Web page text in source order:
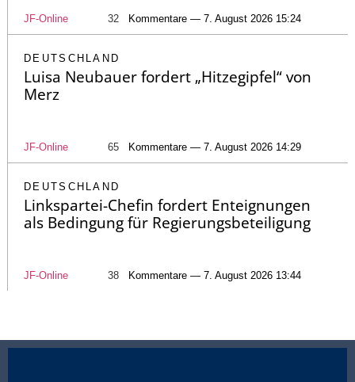
JF-Online 32 Kommentare — 7. August 2026 15:24
DEUTSCHLAND
Luisa Neubauer fordert „Hitzegipfel“ von
Merz
JF-Online 65 Kommentare — 7. August 2026 14:29
DEUTSCHLAND
Linkspartei-Chefin fordert Enteignungen
als Bedingung für Regierungsbeteiligung
JF-Online 38 Kommentare — 7. August 2026 13:44